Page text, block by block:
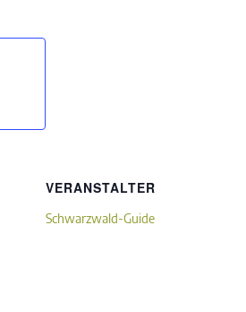
VERANSTALTER
Schwarzwald-Guide